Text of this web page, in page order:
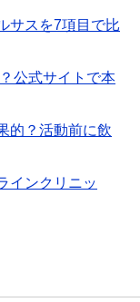
サスを7項目で比
公式サイトで本
的？活動前に飲
インクリニッ